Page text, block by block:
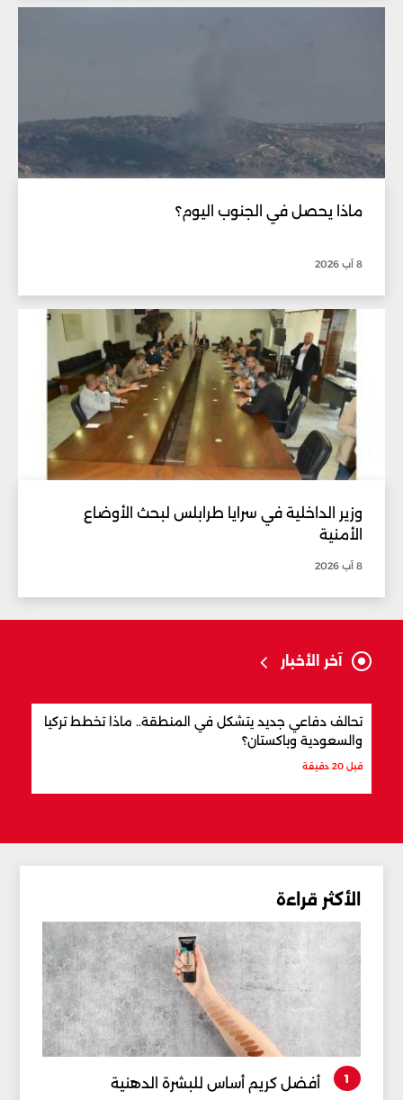
ماذا يحصل في الجنوب اليوم؟
8 آب 2026
وزير الداخلية في سرايا طرابلس لبحث الأوضاع
الأمنية
8 آب 2026
آخر الأخبار
تحالف دفاعي جديد يتشكل في المنطقة.. ماذا تخطط تركيا
والسعودية وباكستان؟
قبل 20 دقيقة
الأكثر قراءة
1 أفضل كريم أساس للبشرة الدهنية